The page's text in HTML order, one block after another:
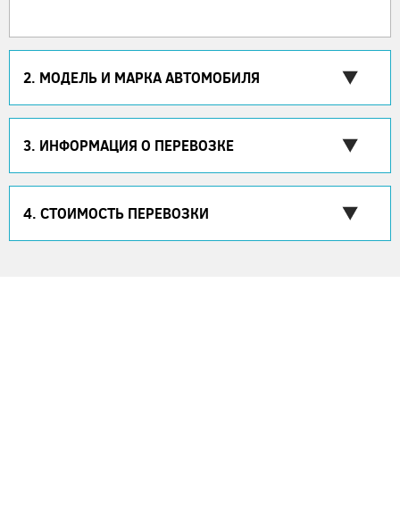
2. МОДЕЛЬ И МАРКА АВТОМОБИЛЯ
3. ИНФОРМАЦИЯ О ПЕРЕВОЗКЕ
4. СТОИМОСТЬ ПЕРЕВОЗКИ